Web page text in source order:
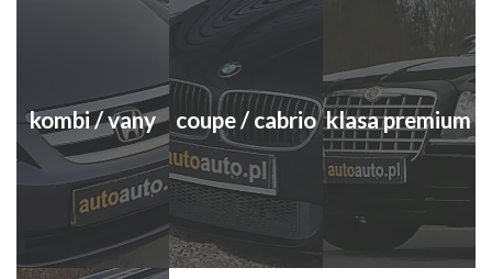
kombi / vany coupe / cabrio klasa premium